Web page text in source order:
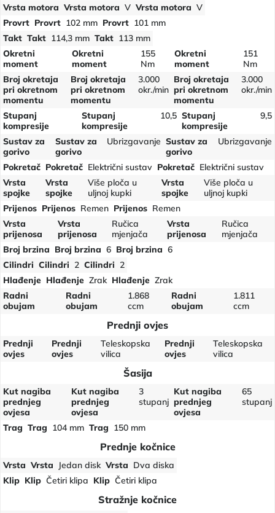
Vrsta motora Vrsta motora V Vrsta motora V
Provrt Provrt 102 mm Provrt 101 mm
Takt Takt 114,3 mm Takt 113 mm
Okretni
moment
Okretni
moment
155
Nm
Okretni
moment
151
Nm
Broj okretaja
pri okretnom
momentu
Broj okretaja
pri okretnom
momentu
3.000
okr./min
Broj okretaja
pri okretnom
momentu
3.000
okr./min
Stupanj
kompresije
Stupanj
kompresije
10,5 Stupanj
kompresije
9,5
Sustav za
gorivo
Sustav za
gorivo
Ubrizgavanje Sustav za
gorivo
Ubrizgavanje
Pokretač Pokretač Električni sustav Pokretač Električni sustav
Vrsta
spojke
Vrsta
spojke
Više ploča u
uljnoj kupki
Vrsta
spojke
Više ploča u
uljnoj kupki
Prijenos Prijenos Remen Prijenos Remen
Vrsta
prijenosa
Vrsta
prijenosa
Ručica
mjenjača
Vrsta
prijenosa
Ručica
mjenjača
Broj brzina Broj brzina 6 Broj brzina 6
Cilindri Cilindri 2 Cilindri 2
Hlađenje Hlađenje Zrak Hlađenje Zrak
Radni
obujam
Radni
obujam
1.868
ccm
Radni
obujam
1.811
ccm
Prednji ovjes
Prednji
ovjes
Prednji
ovjes
Teleskopska
vilica
Prednji
ovjes
Teleskopska
vilica
Šasija
Kut nagiba
prednjeg
ovjesa
Kut nagiba
prednjeg
ovjesa
3
stupanj
Kut nagiba
prednjeg
ovjesa
65
stupanj
Trag Trag 104 mm Trag 150 mm
Prednje kočnice
Vrsta Vrsta Jedan disk Vrsta Dva diska
Klip Klip Četiri klipa Klip Četiri klipa
Stražnje kočnice